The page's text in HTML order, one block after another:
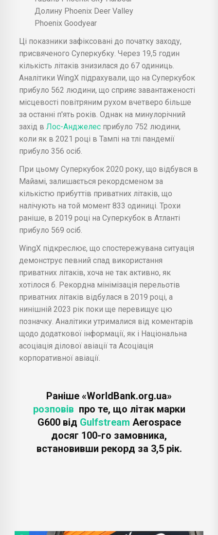
Долину Phoenix Deer Valley
Phoenix Goodyear
Ці показники зафіксовані до початку заходу,
присвяченого Суперкубку. Через 19,5 годин
кількість літаків знизилася до 67 одиниць.
Аналітики WingX підрахували, що на Суперкубок
прибуло 562 людини, що сприяє завантаженості
місцевості повітряним рухом вчетверо більше
за останні п'ять років. Однак на минулорічний
захід в Лос-Анджелес прибуло 752 людини,
коли як в 2021 році в Тампі на тлі пандемії
прибуло 356 осіб.
При цьому Суперкубок 2020 року, що відбувся в
Майамі, залишається рекордсменом за
кількістю прибуттів приватних літаків, що
налічують на той момент 833 одиниці. Трохи
раніше, в 2019 році на Суперкубок в Атланті
прибуло 569 осіб.
WingX підкреслює, що спостережувана ситуація
демонструє певний спад використання
приватних літаків, хоча не так активно, як
хотілося б. Рекордна мінімізація перельотів
приватних літаків відбулася в 2019 році, а
нинішній 2023 рік поки ще перевищує цю
позначку. Аналітики утрималися від коментарів
щодо додаткової інформації, як і Національна
асоціація ділової авіації та Асоціація
корпоративної авіації.
Раніше «WorldBank.org.ua»
розповів про те, що літак марки
G600 від Gulfstream Aerospace
досяг 100-го замовника,
встановивши рекорд за 3,5 рік.